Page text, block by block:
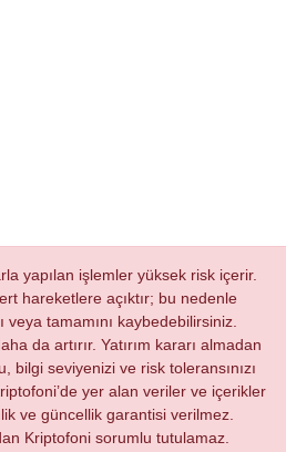
yapılan işlemler yüksek risk içerir.
hareketlere açıktır; bu nedenle
veya tamamını kaybedebilirsiniz.
da artırır. Yatırım kararı almadan
bilgi seviyenizi ve risk toleransınızı
yer alan veriler ve içerikler
ve güncellik garantisi verilmez.
Kriptofoni sorumlu tutulamaz.